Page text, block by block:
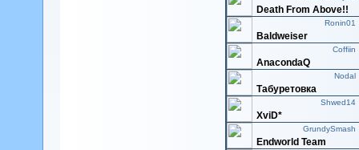
maixijke
UnderworldBay
-Witchers-
betfairball
Death From Above!!
Ronin01
Baldweiser
Coffiin
AnacondaQ
Nodal
Табуретовка
Shwed14
XviD*
GrundySmash
Endworld Team